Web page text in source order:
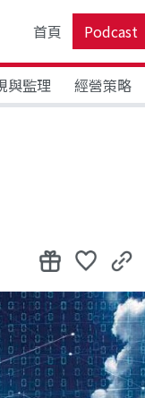
首頁 Podcast
與監理 經營策略